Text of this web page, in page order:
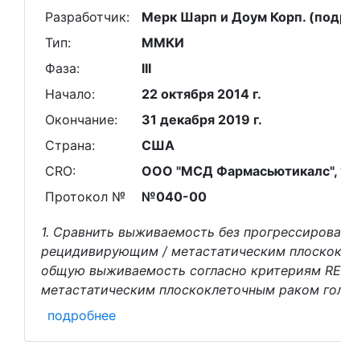
Разработчик:
Мерк Шарп и Доум Корп.
Тип:
ММКИ
Фаза:
III
Начало:
22 октября 2014 г.
Окончание:
31 декабря 2019 г.
Страна:
США
CRO:
ООО "МСД Фармасьютикалс",
Протокол №
№040-00
1. Сравнить выживаемость без
рецидивирующим / метастатическим
общую выживаемость согласно критериям
метастатическим плоскоклеточным раком
подробнее